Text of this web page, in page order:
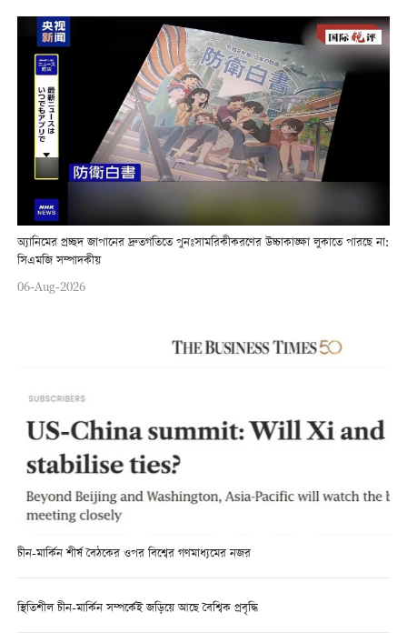
অ্যানিমের প্রচ্ছদ জাপানের দ্রুতগতিতে পুনঃসামরিকীকরণের উচ্চাকাঙ্ক্ষা লুকাতে পারছে না:
সিএমজি সম্পাদকীয়
06-Aug-2026
চীন-মার্কিন শীর্ষ বৈঠকের ওপর বিশ্বের গণমাধ্যমের নজর
স্থিতিশীল চীন-মার্কিন সম্পর্কেই জড়িয়ে আছে বৈশ্বিক প্রবৃদ্ধি